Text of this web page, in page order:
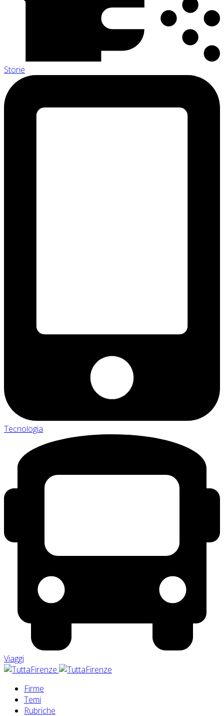
Storie
Tecnologia
Viaggi
Firme
Temi
Rubriche